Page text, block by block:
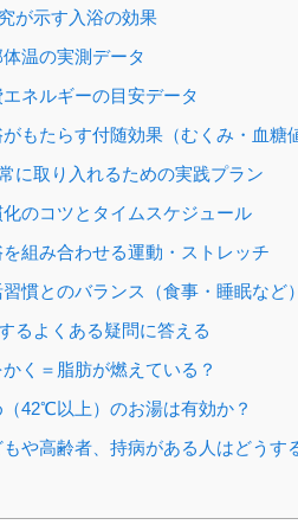
が示す入浴の効果
温の実測データ
ネルギーの目安データ
がもたらす付随効果（むくみ・血糖
に取り入れるための実践プラン
化のコツとタイムスケジュール
を組み合わせる運動・ストレッチ
慣とのバランス（食事・睡眠など）
るよくある疑問に答える
く＝脂肪が燃えている？
42℃以上）のお湯は有効か？
や高齢者、持病がある人はどうす